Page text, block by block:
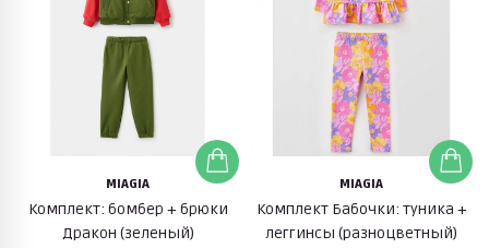
MIAGIA
Комплект: бомбер + брюки
Дракон (зеленый)
MIAGIA
Комплект Бабочки: туника +
леггинсы (разноцветный)